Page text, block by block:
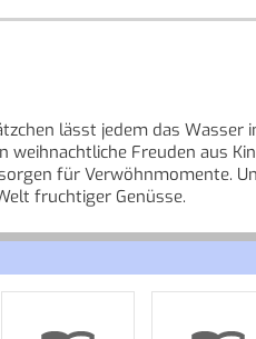
lässt jedem das Wasser
Freuden aus
für Verwöhnmomente.
fruchtiger Genüsse.